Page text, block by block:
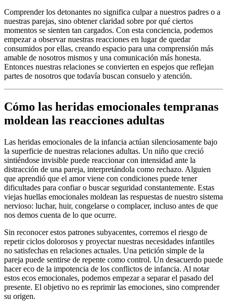
Comprender los detonantes no significa culpar a nuestros padres o a
nuestras parejas, sino obtener claridad sobre por qué ciertos
momentos se sienten tan cargados. Con esta conciencia, podemos
empezar a observar nuestras reacciones en lugar de quedar
consumidos por ellas, creando espacio para una comprensión más
amable de nosotros mismos y una comunicación más honesta.
Entonces nuestras relaciones se convierten en espejos que reflejan
partes de nosotros que todavía buscan consuelo y atención.
Cómo las heridas emocionales tempranas
moldean las reacciones adultas
Las heridas emocionales de la infancia actúan silenciosamente bajo
la superficie de nuestras relaciones adultas. Un niño que creció
sintiéndose invisible puede reaccionar con intensidad ante la
distracción de una pareja, interpretándola como rechazo. Alguien
que aprendió que el amor viene con condiciones puede tener
dificultades para confiar o buscar seguridad constantemente. Estas
viejas huellas emocionales moldean las respuestas de nuestro sistema
nervioso: luchar, huir, congelarse o complacer, incluso antes de que
nos demos cuenta de lo que ocurre.
Sin reconocer estos patrones subyacentes, corremos el riesgo de
repetir ciclos dolorosos y proyectar nuestras necesidades infantiles
no satisfechas en relaciones actuales. Una petición simple de la
pareja puede sentirse de repente como control. Un desacuerdo puede
hacer eco de la impotencia de los conflictos de infancia. Al notar
estos ecos emocionales, podemos empezar a separar el pasado del
presente. El objetivo no es reprimir las emociones, sino comprender
su origen.